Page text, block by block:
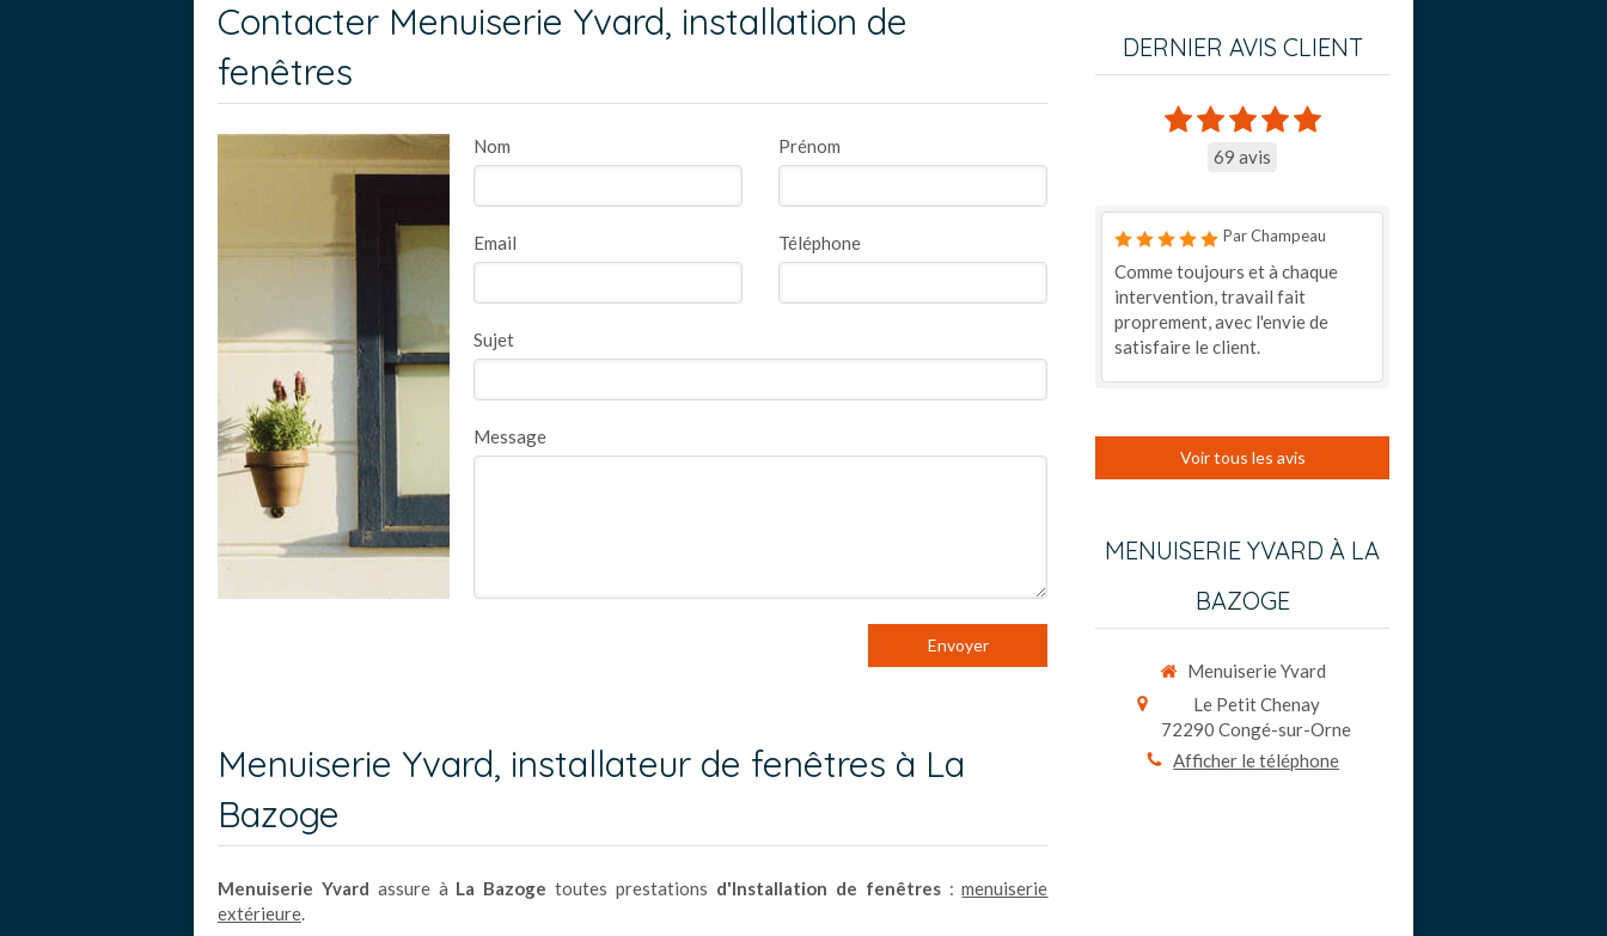
Contacter Menuiserie Yvard, installation de
fenêtres
Nom Prénom
Email Téléphone
Sujet
Message
Envoyer
Menuiserie Yvard, installateur de fenêtres à La
Bazoge
Menuiserie Yvard assure à La Bazoge toutes prestations d'Installation de fenêtres:menuiserie
extérieure.
DERNIER AVIS CLIENT
69 avis
Par Champeau
Comme toujours et à chaque
intervention, travail fait
proprement, avec l'envie de
satisfaire le client.
Voir tous les avis
MENUISERIE YVARD À LA
BAZOGE
Menuiserie Yvard
Le Petit Chenay
72290 Congé-sur-Orne
Afficher le téléphone